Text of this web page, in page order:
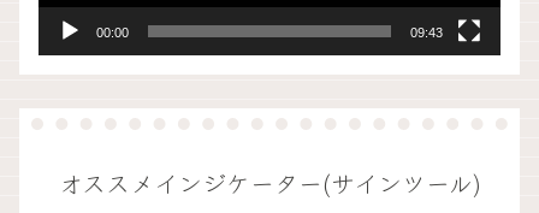
ー
00:00 09:43
オススメインジケーター(サインツール)